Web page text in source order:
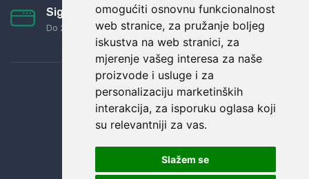
omogućiti osnovnu funkcionalnost
web stranice, za pružanje boljeg
iskustva na web stranici, za
mjerenje vašeg interesa za naše
proizvode i usluge i za
personalizaciju marketinških
interakcija, za isporuku oglasa koji
su relevantniji za vas.
Slažem se
Sigurno obročno plaćanje
Do 24 rata bez kamata